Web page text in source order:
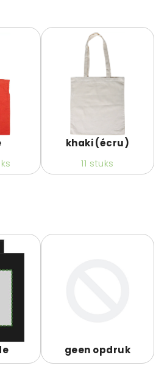
khaki (écru)
11 stuks
geen opdruk